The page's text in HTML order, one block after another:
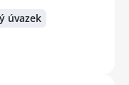
úvazek